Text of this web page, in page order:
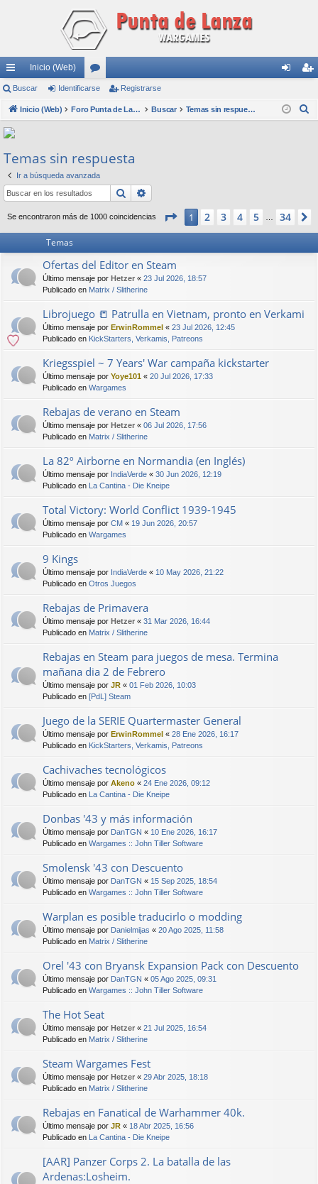
nl
ac
es
rá
pi
do
s
Inicio (Web)
or
os nti ist
Buscar Identificarse Registrarse
Inicio (Web) Foro Punta de Lanza Wargames Buscar Temas sin respuesta
Temas sin respuesta
Ir a búsqueda avanzada
Buscar
Se encontraron más de 1000 coincidencias Página de 34
1 2 3 4 5 34
Temas
Ofertas del Editor en Steam
Último mensaje por Hetzer « 23 Jul 2026, 18:57
Publicado en Matrix / Slitherine
Librojuego 📒 Patrulla en Vietnam, pronto en Verkami
Último mensaje por ErwinRommel « 23 Jul 2026, 12:45
Publicado en KickStarters, Verkamis, Patreons
Kriegsspiel ~ 7 Years' War campaña kickstarter
Último mensaje por Yoye101 « 20 Jul 2026, 17:33
Publicado en Wargames
Rebajas de verano en Steam
Último mensaje por Hetzer « 06 Jul 2026, 17:56
Publicado en Matrix / Slitherine
La 82º Airborne en Normandia (en Inglés)
Último mensaje por IndiaVerde « 30 Jun 2026, 12:19
Publicado en La Cantina - Die Kneipe
Total Victory: World Conflict 1939-1945
Último mensaje por CM « 19 Jun 2026, 20:57
Publicado en Wargames
9 Kings
Último mensaje por IndiaVerde « 10 May 2026, 21:22
Publicado en Otros Juegos
Rebajas de Primavera
Último mensaje por Hetzer « 31 Mar 2026, 16:44
Publicado en Matrix / Slitherine
Rebajas en Steam para juegos de mesa. Termina
mañana dia 2 de Febrero
Último mensaje por JR « 01 Feb 2026, 10:03
Publicado en [PdL] Steam
Juego de la SERIE Quartermaster General
Último mensaje por ErwinRommel « 28 Ene 2026, 16:17
Publicado en KickStarters, Verkamis, Patreons
Cachivaches tecnológicos
Último mensaje por Akeno « 24 Ene 2026, 09:12
Publicado en La Cantina - Die Kneipe
Donbas '43 y más información
Último mensaje por DanTGN « 10 Ene 2026, 16:17
Publicado en Wargames :: John Tiller Software
Smolensk '43 con Descuento
Último mensaje por DanTGN « 15 Sep 2025, 18:54
Publicado en Wargames :: John Tiller Software
Warplan es posible traducirlo o modding
Último mensaje por Danielmijas « 20 Ago 2025, 11:58
Publicado en Matrix / Slitherine
Orel '43 con Bryansk Expansion Pack con Descuento
Último mensaje por DanTGN « 05 Ago 2025, 09:31
Publicado en Wargames :: John Tiller Software
The Hot Seat
Último mensaje por Hetzer « 21 Jul 2025, 16:54
Publicado en Matrix / Slitherine
Steam Wargames Fest
Último mensaje por Hetzer « 29 Abr 2025, 18:18
Publicado en Matrix / Slitherine
Rebajas en Fanatical de Warhammer 40k.
Último mensaje por JR « 18 Abr 2025, 16:56
Publicado en La Cantina - Die Kneipe
[AAR] Panzer Corps 2. La batalla de las
Ardenas:Losheim.